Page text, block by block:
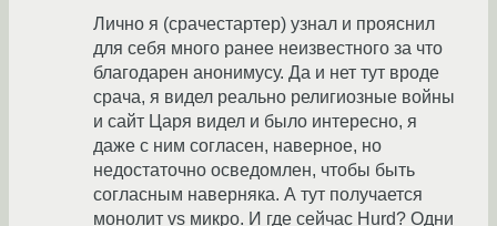
Лично я (срачестартер) узнал и прояснил
для себя много ранее неизвестного за что
благодарен анонимусу. Да и нет тут вроде
срача, я видел реально религиозные войны
и сайт Царя видел и было интересно, я
даже с ним согласен, наверное, но
недостаточно осведомлен, чтобы быть
согласным наверняка. А тут получается
монолит vs микро. И где сейчас Hurd? Одни